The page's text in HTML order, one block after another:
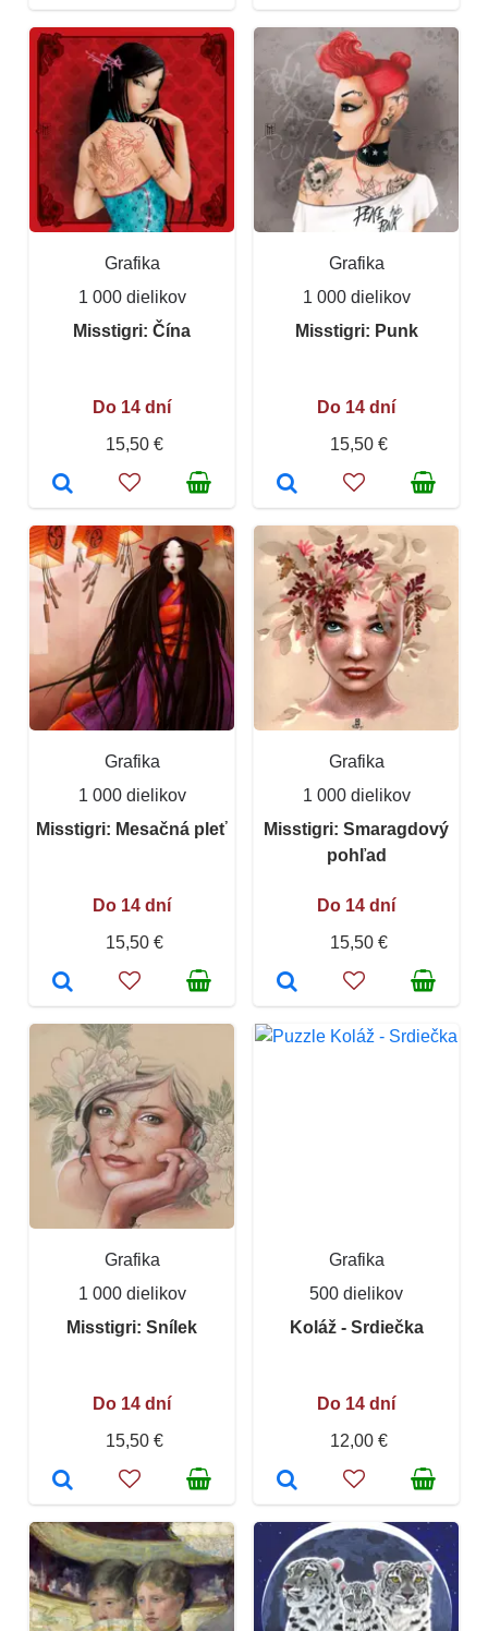
Grafika
1 000 dielikov
Misstigri: Čína
Do 14 dní
15,50 €
Grafika
1 000 dielikov
Misstigri: Punk
Do 14 dní
15,50 €
Grafika
1 000 dielikov
Misstigri: Mesačná pleť
Do 14 dní
15,50 €
Grafika
1 000 dielikov
Misstigri: Smaragdový
pohľad
Do 14 dní
15,50 €
Grafika
1 000 dielikov
Misstigri: Snílek
Do 14 dní
15,50 €
Grafika
500 dielikov
Koláž - Srdiečka
Do 14 dní
12,00 €